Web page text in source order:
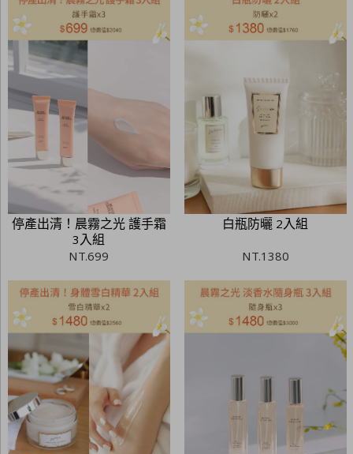
停產出清！晨霧之光 護手霜
3入組
NT.699
白瓶防曬 2入組
NT.1380